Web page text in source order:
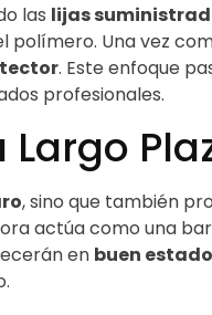
las lijas
polímero. Una vez
. Este enfoque
profesionales.
Largo
, sino que también
actúa como una
en buen